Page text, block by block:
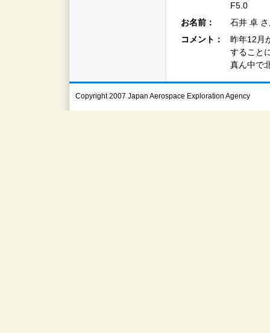
F5.0
お名前：
石井 卓
コメント：
昨年12月
すること
真ん中で
Copyright 2007 Japan Aerospace Exploration Agency